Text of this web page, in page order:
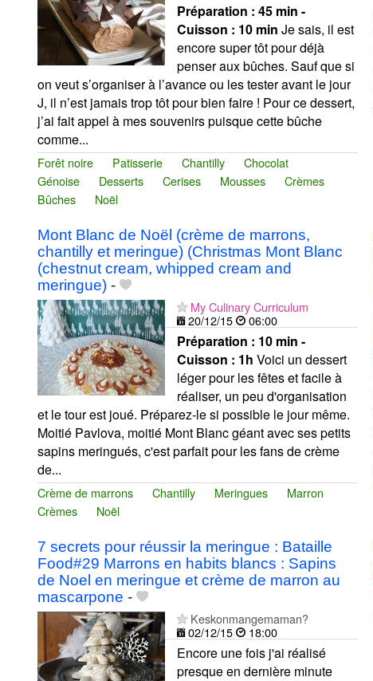
Préparation : 45 min -
Cuisson : 10 min Je sais, il est
encore super tôt pour déjà
penser aux bûches. Sauf que si
on veut s’organiser à l’avance ou les tester avant le jour
J, il n’est jamais trop tôt pour bien faire ! Pour ce dessert,
j’ai fait appel à mes souvenirs puisque cette bûche
comme...
Forêt noire Patisserie Chantilly
Chocolat
Génoise
Desserts Cerises Mousses
Crèmes
Bûches
Noël
Mont Blanc de Noël (crème de marrons,
chantilly et meringue) (Christmas Mont Blanc
(chestnut cream, whipped cream and
meringue) -
My Culinary Curriculum
20/12/15
06:00
Préparation : 10 min -
Cuisson : 1h Voici un dessert
léger pour les fêtes et facile à
réaliser, un peu d'organisation
et le tour est joué. Préparez-le si possible le jour même.
Moitié Pavlova, moitié Mont Blanc géant avec ses petits
sapins meringués, c'est parfait pour les fans de crème
de...
Crème de marrons Chantilly Meringues
Marron
Crèmes
Noël
7 secrets pour réussir la meringue : Bataille
Food#29 Marrons en habits blancs : Sapins
de Noel en meringue et crème de marron au
mascarpone -
Keskonmangemaman?
02/12/15
18:00
Encore une fois j'ai réalisé
presque en dernière minute